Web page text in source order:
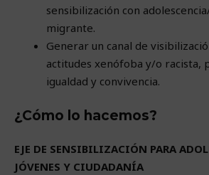
sensibilización con
migrante.
Generar un canal de
actitudes xenófoba y/o racista,
igualdad y convivencia.
¿Cómo lo hacemos?
EJE DE SENSIBILIZACIÓN PARA
JÓVENES Y CIUDADANÍA